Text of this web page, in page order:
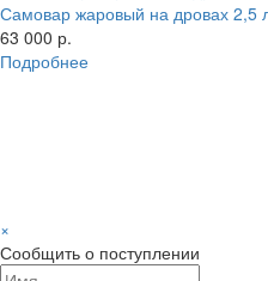
Самовар жаровый на дровах 2,5
63 000 р.
Подробнее
×
Сообщить о поступлении